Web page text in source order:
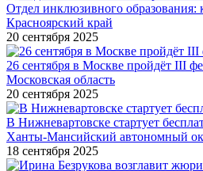
Отдел инклюзивного образования:
Красноярский край
20 сентября 2025
26 сентября в Москве пройдёт III
Московская область
20 сентября 2025
В Нижневартовске стартует
Ханты-Мансийский автономный
18 сентября 2025